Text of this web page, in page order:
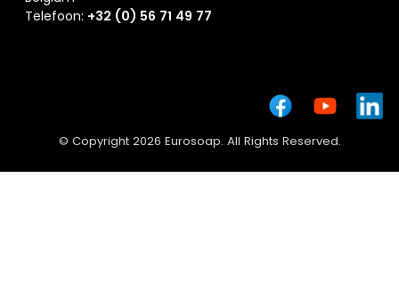
Telefoon: +32 (0) 56 71 49 77
© Copyright 2026 Eurosoap. All Rights Reserved.